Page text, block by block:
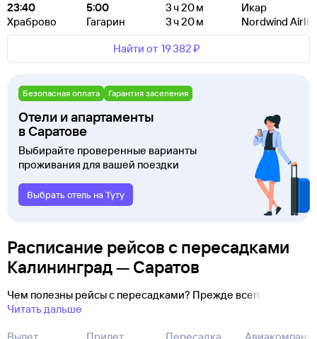
23:40
Храброво
5:00
Гагарин
3 ч 20 м
Икар
3 ч 20 м
Nordwind
Найти от 19 ⁠382 ⁠₽
Безопасная оплата Гарантия заселения
Отели и апартаменты
в Саратове
Выбирайте проверенные варианты
проживания для вашей поездки
Выбрать отель на Туту
Расписание рейсов с пересадками
Калининград — Саратов
Чем полезны рейсы с пересадками? Прежде всего
Читать дальше